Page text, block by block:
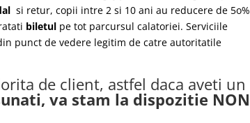
si retur, copii intre 2 si 10 ani au reducere de 5o%
biletul pe tot parcursul calatoriei. Serviciile
punct de vedere legitim de catre autoritatile
de client, astfel daca aveti un
va stam la dispozitie NON